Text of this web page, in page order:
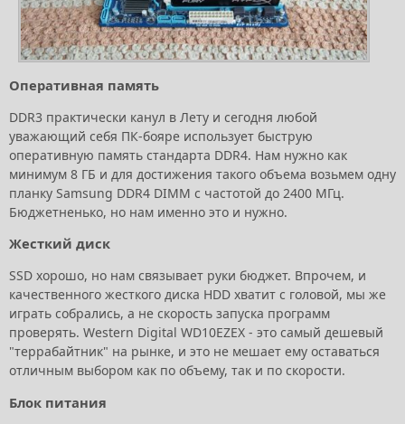
Оперативная память
DDR3 практически канул в Лету и сегодня любой
уважающий себя ПК-бояре использует быструю
оперативную память стандарта DDR4. Нам нужно как
минимум 8 ГБ и для достижения такого объема возьмем одну
планку Samsung DDR4 DIMM с частотой до 2400 МГц.
Бюджетненько, но нам именно это и нужно.
Жесткий диск
SSD хорошо, но нам связывает руки бюджет. Впрочем, и
качественного жесткого диска HDD хватит с головой, мы же
играть собрались, а не скорость запуска программ
проверять. Western Digital WD10EZEX - это самый дешевый
"террабайтник" на рынке, и это не мешает ему оставаться
отличным выбором как по объему, так и по скорости.
Блок питания